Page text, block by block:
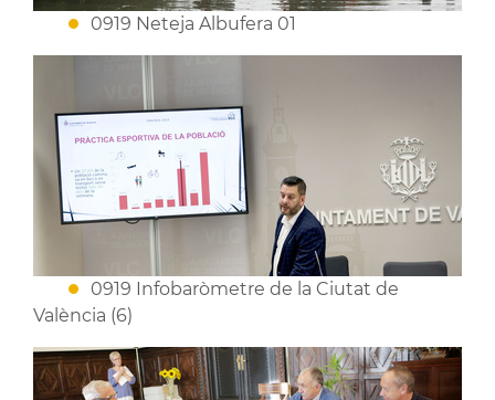
0919 Neteja Albufera 01
0919 Infobaròmetre de la Ciutat de
València (6)